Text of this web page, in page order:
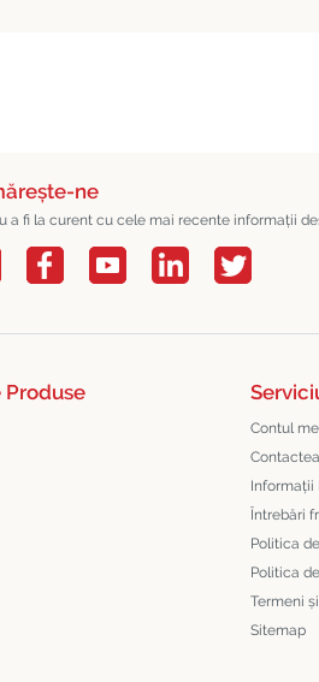
ne
a fi la curent cu cele mai recente informații
Produse
Contul
Informații
Întrebări
Politica
Politica
Termeni
Sitemap